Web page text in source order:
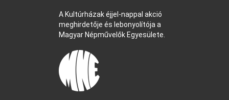
A Kultúrházak éjjel-nappal akció
meghirdetője és lebonyolítója a
Magyar Népművelők Egyesülete.